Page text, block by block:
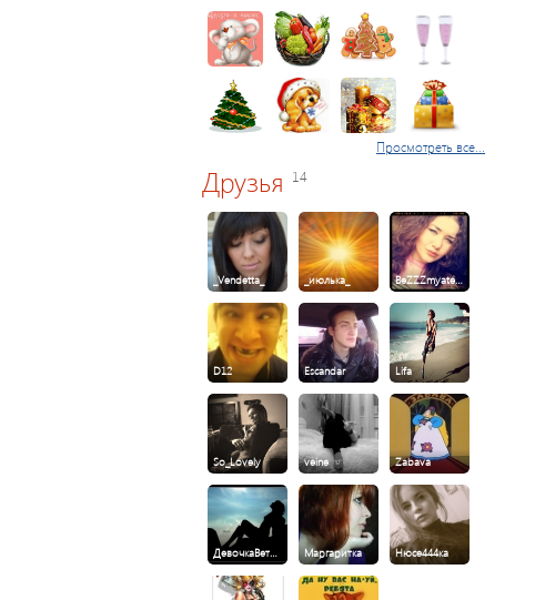
Просмотреть все...
Друзья 14
_Vendetta_ _июлька_ BeZZZmyate…
D12 Escandar Lifa
So_Lovely veine Zabava
ДевочкаВет… Маргаритка Нюсе444ка